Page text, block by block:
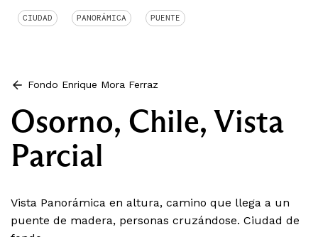
CIUDAD PANORÁMICA PUENTE
Fondo Enrique Mora Ferraz
Osorno, Chile, Vista
Parcial
Vista Panorámica en altura, camino que llega a un
puente de madera, personas cruzándose. Ciudad de